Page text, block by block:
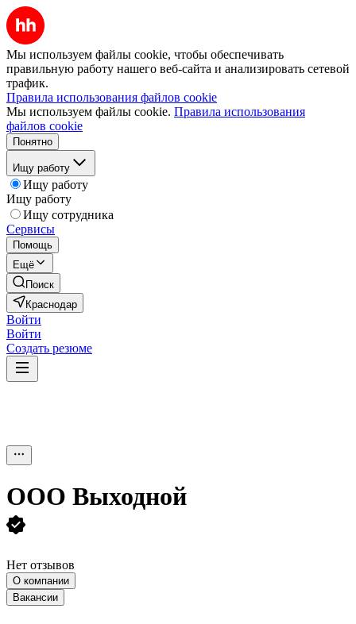
Мы используем файлы cookie, чтобы обеспечивать
правильную работу нашего веб-сайта и анализировать сетевой
трафик.
Правила использования файлов cookie
Мы используем файлы cookie. Правила использования
файлов cookie
Понятно
Ищу работу
Ищу работу
Ищу работу
Ищу сотрудника
Сервисы
Помощь
Ещё
Поиск
Краснодар
Войти
Войти
Создать резюме
ООО Выходной
Нет отзывов
О компании
Вакансии